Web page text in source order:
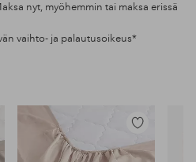
nyt, myöhemmin tai maksa erissä
vaihto- ja palautusoikeus*
Lisää
suosikkeihin